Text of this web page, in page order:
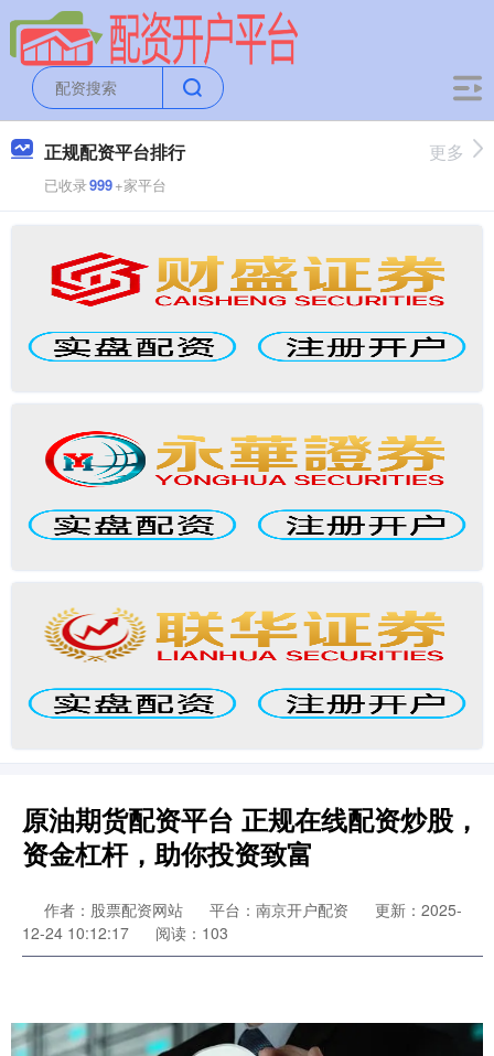
正规配资平台排行
已收录999+家平台
更多
原油期货配资平台 正规在线配资炒股，
资金杠杆，助你投资致富
作者：股票配资网站 平台：南京开户配资
更新：2025-
12-24 10:12:17
阅读：103